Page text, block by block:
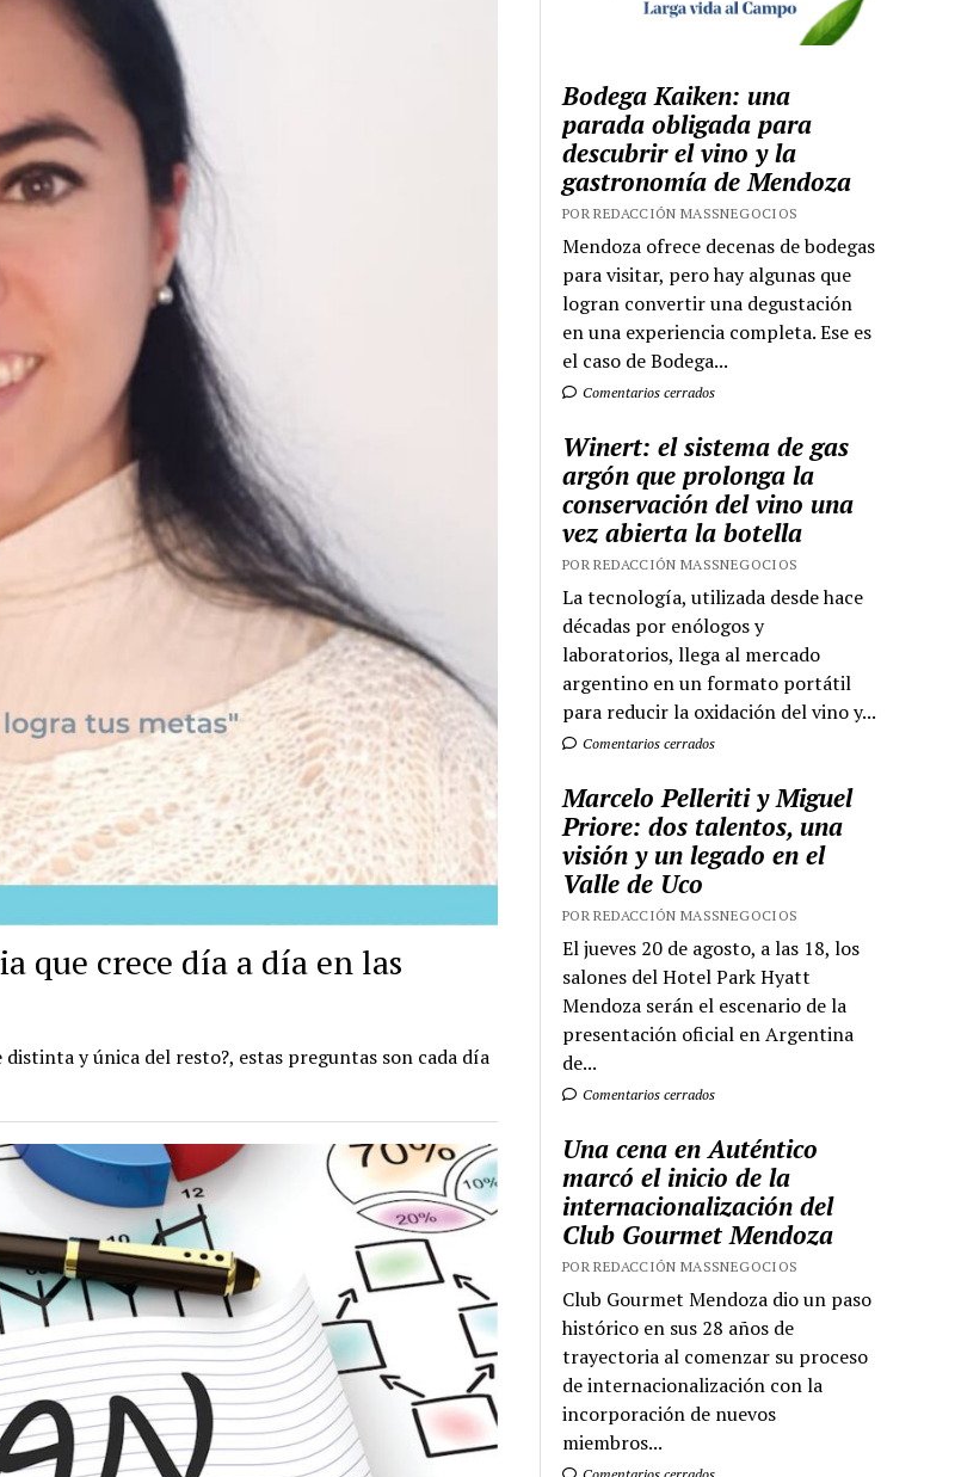
que crece día a día en las
y única del resto?, estas preguntas son cada día
Bodega Kaiken: una
parada obligada para
descubrir el vino y la
gastronomía de Mendoza
POR REDACCIÓN MASSNEGOCIOS
Mendoza ofrece decenas de bodegas
para visitar, pero hay algunas que
logran convertir una degustación
en una experiencia completa. Ese es
el caso de Bodega...
Comentarios cerrados
Winert: el sistema de gas
argón que prolonga la
conservación del vino una
vez abierta la botella
POR REDACCIÓN MASSNEGOCIOS
La tecnología, utilizada desde hace
décadas por enólogos y
laboratorios, llega al mercado
argentino en un formato portátil
para reducir la oxidación del vino y...
Comentarios cerrados
Marcelo Pelleriti y Miguel
Priore: dos talentos, una
visión y un legado en el
Valle de Uco
POR REDACCIÓN MASSNEGOCIOS
El jueves 20 de agosto, a las 18, los
salones del Hotel Park Hyatt
Mendoza serán el escenario de la
presentación oficial en Argentina
de...
Comentarios cerrados
Una cena en Auténtico
marcó el inicio de la
internacionalización del
Club Gourmet Mendoza
POR REDACCIÓN MASSNEGOCIOS
Club Gourmet Mendoza dio un paso
histórico en sus 28 años de
trayectoria al comenzar su proceso
de internacionalización con la
incorporación de nuevos
miembros...